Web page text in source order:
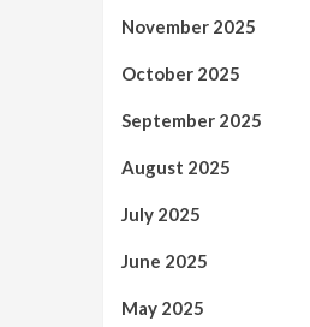
November 2025
October 2025
September 2025
August 2025
July 2025
June 2025
May 2025